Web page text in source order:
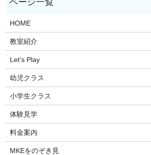
HOME
教室紹介
Let’s Play
幼児クラス
小学生クラス
体験見学
料金案内
MKEをのぞき見